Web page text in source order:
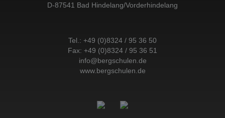
D-87541 Bad Hindelang/Vorderhindelang
Tel.: +49 (0)8324 / 95 36 50
Fax: +49 (0)8324 / 95 36 51
info@bergschulen.de
www.bergschulen.de